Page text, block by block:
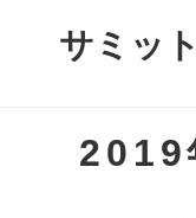
サミッ
2019